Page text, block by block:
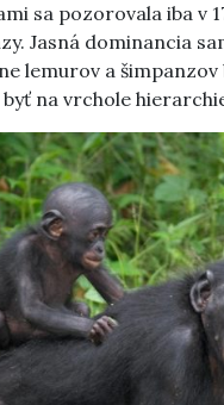
sa pozorovala iba v
Jasná dominancia
lemurov a šimpanzov
na vrchole